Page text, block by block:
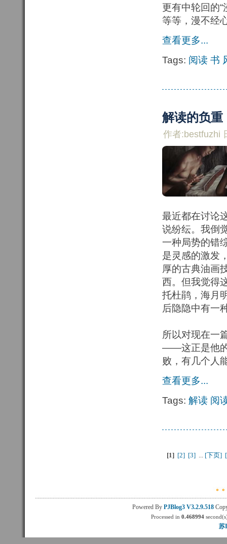
更有中轮回的
等等，漫不经
查看更多...
Tags: 阅读 书
解读的负重
作者:bestfuzhi
最近都在讨论
说纷纭。我倒
一种局势的错
是灵感的激发
厚的古典油画
西。但我觉得
托杜鹃，海月
后隐隐中有一
所以对现在一
——这正是他
败，有几个人
查看更多...
Tags: 解读 阅
[1] [2] [3] ... [下页]
Powered By PJBlog3 V3.2.9.518
Processed in0.468994
苏